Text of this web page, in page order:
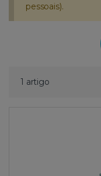
pessoais).
1 artigo